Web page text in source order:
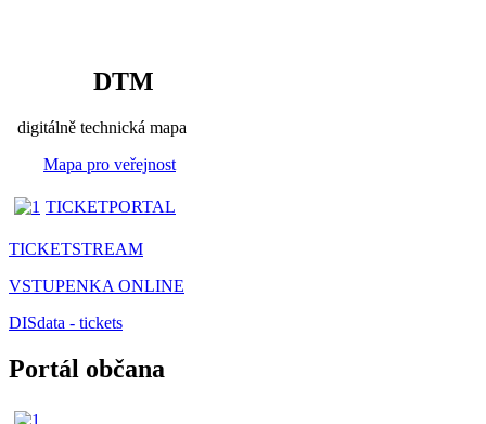
DTM
digitálně technická mapa
Mapa pro veřejnost
TICKETPORTAL
TICKETSTREAM
VSTUPENKA ONLINE
DISdata - tickets
Portál občana